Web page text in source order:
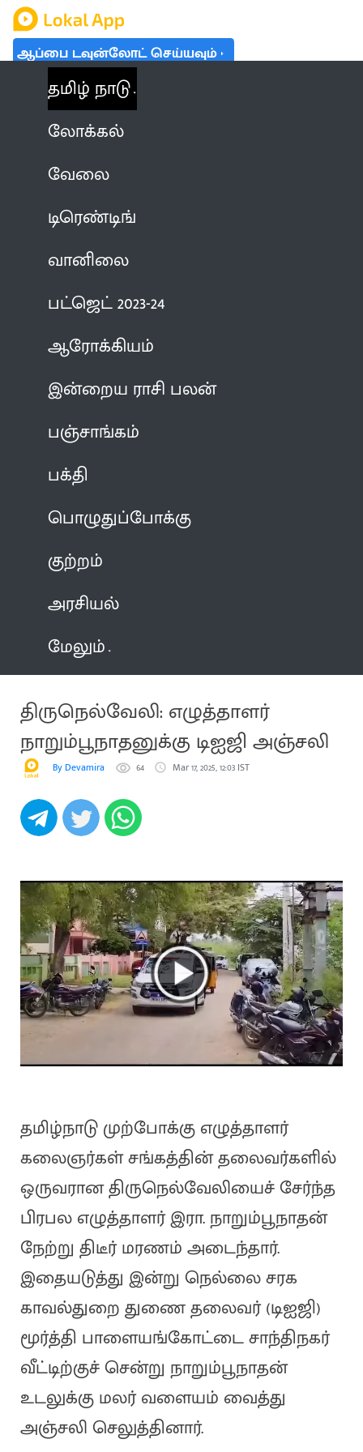
ஆப்பை டவுன்லோட் செய்யவும்
தமிழ் நாடு
லோக்கல்
வேலை
டிரெண்டிங்
வானிலை
பட்ஜெட் 2023-24
ஆரோக்கியம்
இன்றைய ராசி பலன்
பஞ்சாங்கம்
பக்தி
பொழுதுப்போக்கு
குற்றம்
அரசியல்
மேலும்
திருநெல்வேலி: எழுத்தாளர்
நாறும்பூநாதனுக்கு டிஐஜி அஞ்சலி
By Devamira 64 Mar 17, 2025, 12:03 IST
தமிழ்நாடு முற்போக்கு எழுத்தாளர்
கலைஞர்கள் சங்கத்தின் தலைவர்களில்
ஒருவரான திருநெல்வேலியைச் சேர்ந்த
பிரபல எழுத்தாளர் இரா. நாறும்பூநாதன்
நேற்று திடீர் மரணம் அடைந்தார்.
இதையடுத்து இன்று நெல்லை சரக
காவல்துறை துணை தலைவர் (டிஐஜி)
மூர்த்தி பாளையங்கோட்டை சாந்திநகர்
வீட்டிற்குச் சென்று நாறும்பூநாதன்
உடலுக்கு மலர் வளையம் வைத்து
அஞ்சலி செலுத்தினார்.